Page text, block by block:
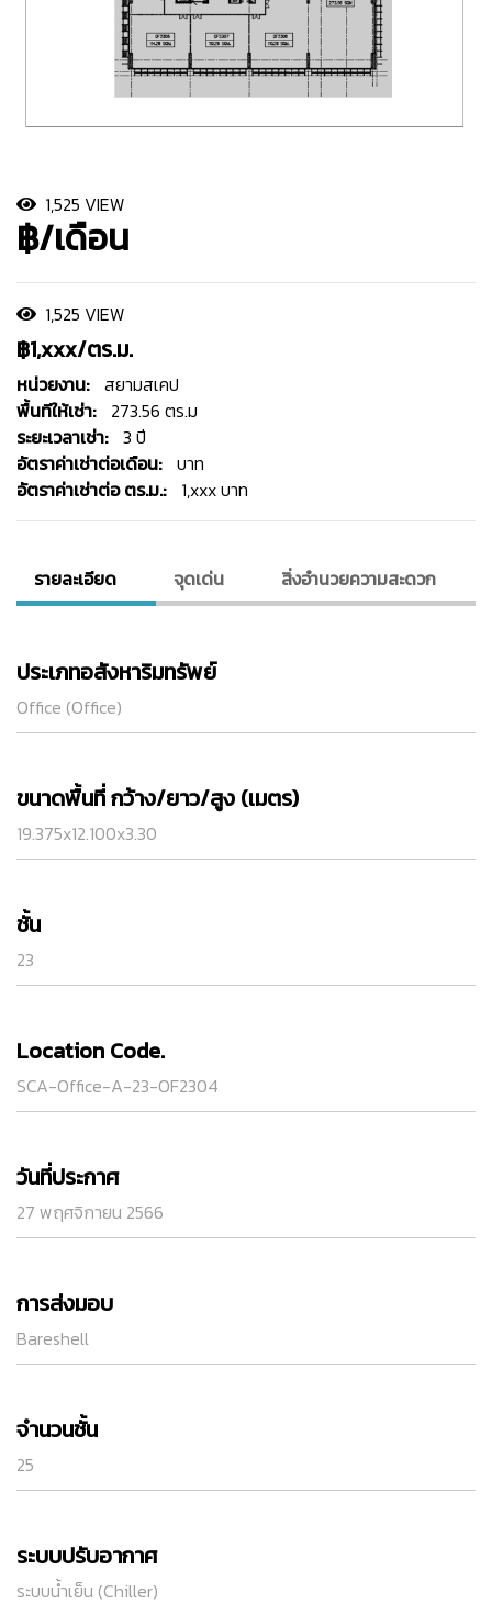
1,525 VIEW
฿/เดือน
1,525 VIEW
฿1,xxx/ตร.ม.
หน่วยงาน: สยามสเคป
พื้นทีให้เช่า:
273.56 ตร.ม
ระยะเวลาเช่า: 3 ปี
อัตราค่าเช่าต่อเดือน: บาท
อัตราค่าเช่าต่อ ตร.ม.:
1,xxx บาท
รายละเอียด จุดเด่น สิ่งอํานวยความสะดวก
ประเภทอสังหาริมทรัพย์
Office (Office)
ขนาดพื้นที่ กว้าง/ยาว/สูง (เมตร)
19.375x12.100x3.30
ชั้น
23
Location Code.
SCA-Office-A-23-OF2304
วันที่ประกาศ
27 พฤศจิกายน 2566
การส่งมอบ
Bareshell
จำนวนชั้น
25
ระบบปรับอากาศ
ระบบน้ำเย็น (Chiller)